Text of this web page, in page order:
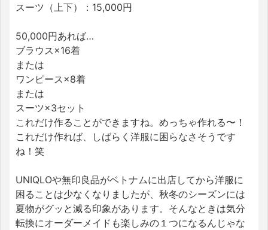
スーツ（上下）：15,000円
50,000円あれば…
ブラウス×16着
または
ワンピース×8着
または
スーツ×3セット
これだけ作ることができますね。めっちゃ作れる〜！
これだけ作れば、しばらく洋服に困らなさそうです
ね！笑
UNIQLOや無印良品がベトナムに出店してから洋服に
困ることは少なくなりましたが、秋冬のシーズンには
夏物がグッと減る印象があります。そんなときは気分
転換にオーダーメイドも楽しみの１つになるんじゃな